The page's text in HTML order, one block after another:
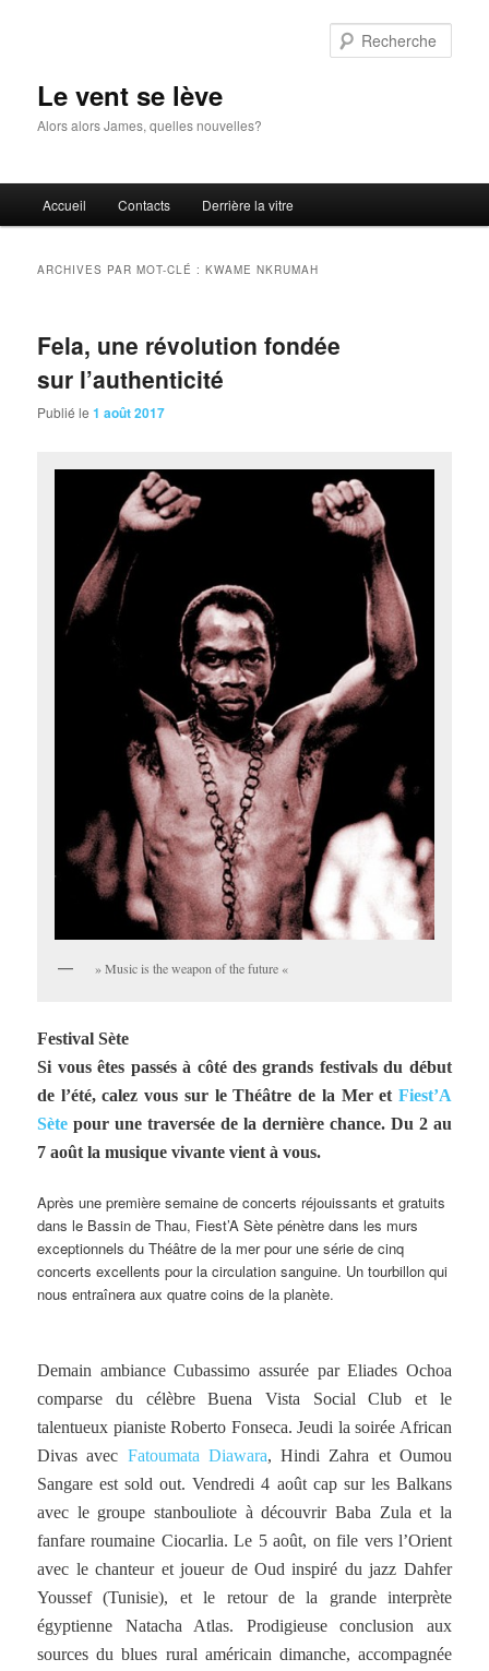
Le vent se lève
Alors alors James, quelles nouvelles?
principal
Accueil Contacts Derrière la vitre
ARCHIVES PAR MOT-CLÉ :KWAME NKRUMAH
Fela, une révolution fondée
sur l’authenticité
Publié le1 août 2017
» Music is the weapon of the future «
Festival Sète
Si vous êtes passés à côté des grands festivals du début
de l’été, calez vous sur le Théâtre de la Mer et Fiest’A
Sète pour une traversée de la dernière chance. Du 2 au
7 août la musique vivante vient à vous.
Après une première semaine de concerts réjouissants et gratuits
dans le Bassin de Thau, Fiest’A Sète pénètre dans les murs
exceptionnels du Théâtre de la mer pour une série de cinq
concerts excellents pour la circulation sanguine. Un tourbillon qui
nous entraînera aux quatre coins de la planète.
Demain ambiance Cubassimo assurée par Eliades Ochoa
comparse du célèbre Buena Vista Social Club et le
talentueux pianiste Roberto Fonseca. Jeudi la soirée African
Divas avec Fatoumata Diawara, Hindi Zahra et Oumou
Sangare est sold out. Vendredi 4 août cap sur les Balkans
avec le groupe stanbouliote à découvrir Baba Zula et la
fanfare roumaine Ciocarlia. Le 5 août, on file vers l’Orient
avec le chanteur et joueur de Oud inspiré du jazz Dahfer
Youssef (Tunisie), et le retour de la grande interprète
égyptienne Natacha Atlas. Prodigieuse conclusion aux
sources du blues rural américain dimanche, accompagnée